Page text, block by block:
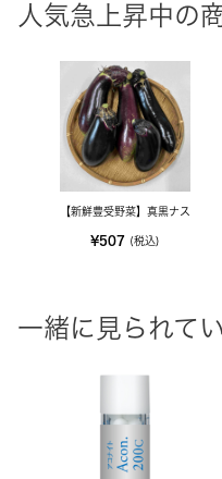
人気急上昇中の
【新鮮豊受野菜】真黒ナス
¥507 (税込)
一緒に見られて